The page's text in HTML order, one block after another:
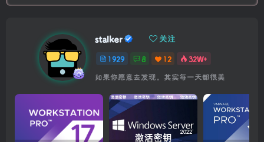
stalker 关注
1929 8 12
32W+
如果你愿意去发现，其实每一天都很美